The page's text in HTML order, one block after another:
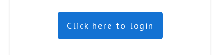
Click here to login